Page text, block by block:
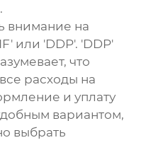
внимание на
или 'DDP'. 'DDP'
что
расходы на
и уплату
вариантом,
выбрать